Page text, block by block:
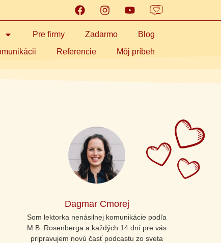
Pre firmy Zadarmo
Blog
Referencie Môj príbeh
Dagmar Cmorej
Som lektorka nenásilnej komunikácie podľa
M.B. Rosenberga a každých 14 dní pre vás
pripravujem novú časť podcastu zo sveta